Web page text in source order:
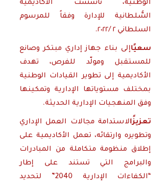
الوطنية، تأسست الأكاديمية
السُّلطانية للإدارة وفقاً للمرسوم
السلطاني ٢ /٢٠٢٢.
سعيًاإلى بناء جهاز إداري مبتكر وصانع
للمستقبل ومولّد للفرص، تهدف
الأكاديمية إلى تطوير القيادات الوطنية
بمختلف مستوياتها الإدارية وتمكينها
وفق المنهجيات الإدارية الحديثة.
تعزيزًالاستدامة مجالات العمل الإداري
وتطويره وارتقائه، تعمل الأكاديمية على
إطلاق منظومة متكاملة من المبادرات
والبرامج التي تستند على إطار
“الكفاءات الإدارية 2040” لتحديد